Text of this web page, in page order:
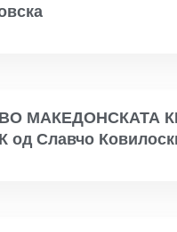
МАКЕДОНСКАТА
од Славчо